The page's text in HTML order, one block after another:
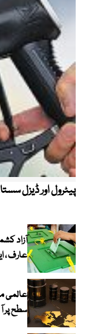
پیٹرول اور ڈیزل
عارف ، ایل اے 28 میں پیپلز
عالمی
سطح پر